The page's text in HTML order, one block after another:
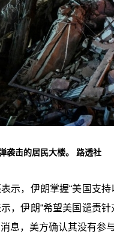
袭击的居民大楼。 路透社
示，伊朗掌握“美国支
，伊朗“希望美国谴责
息，美方确认其没有参